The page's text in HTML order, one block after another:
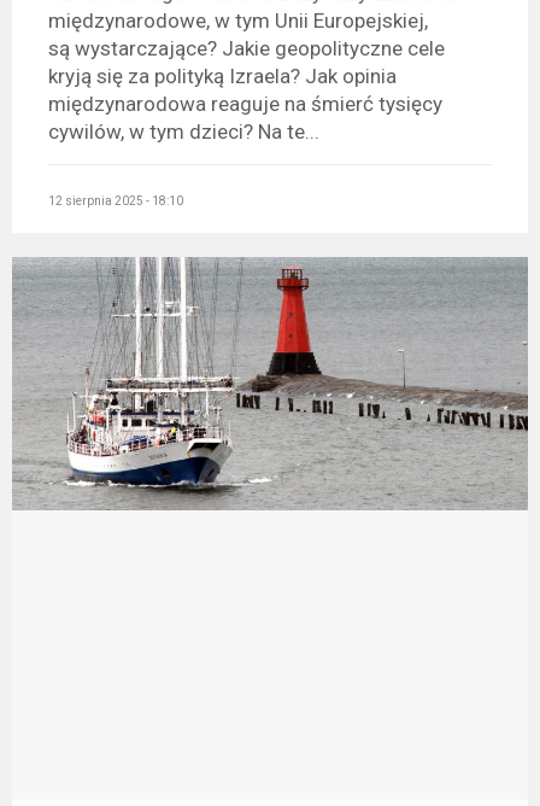
międzynarodowe, w tym Unii Europejskiej,
są wystarczające? Jakie geopolityczne cele
kryją się za polityką Izraela? Jak opinia
międzynarodowa reaguje na śmierć tysięcy
cywilów, w tym dzieci? Na te...
12 sierpnia 2025 - 18:10